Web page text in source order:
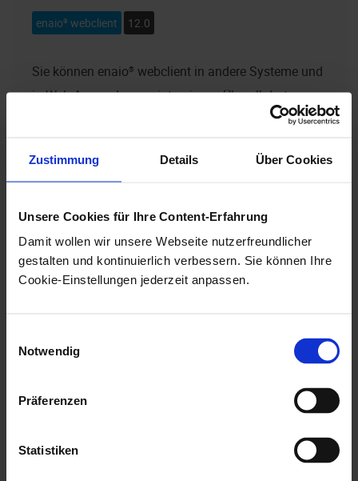
Zustimmung Details Über Cookies
Unsere Cookies für Ihre Content-Erfahrung
Damit wollen wir unsere Webseite nutzerfreundlicher
gestalten und kontinuierlich verbessern. Sie können Ihre
Cookie-Einstellungen jederzeit anpassen.
Notwendig
Präferenzen
Statistiken
enaio® webclient 12.0
Sie können enaio® webclient in andere Systeme und
in Web-Anwendungen integrieren: Überall dort, wo
URLs ausgewertet werden, also in erster Linie in Web-
integriert werden.
enaio® webclientautomatisch eine bestimmte Aktion
durchführen lassen, beispielsweise das Öffnen eines
enaio®-Dokuments oder das Ausführen einer
Aktion durchgeführt werden soll, legen Sie über
Diese URL ist folgendermaßen aufgebaut:
http://<DOMAIN>/<Name_der_Webanwendung>/#/entry?